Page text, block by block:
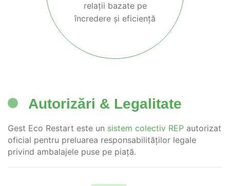
relații bazate pe
încredere și eficiență
Autorizări & Legalitate
Gest Eco Restart este un sistem colectiv REP autorizat
oficial pentru preluarea responsabilităților legale
privind ambalajele puse pe piață.